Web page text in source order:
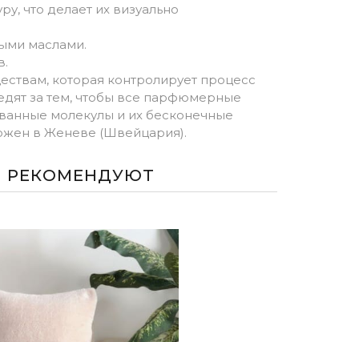
что делает их визуально
маслами.
которая контролирует процесс
за тем, чтобы все парфюмерные
молекулы и их бесконечные
в Женеве (Швейцария).
РЕКОМЕНДУЮТ